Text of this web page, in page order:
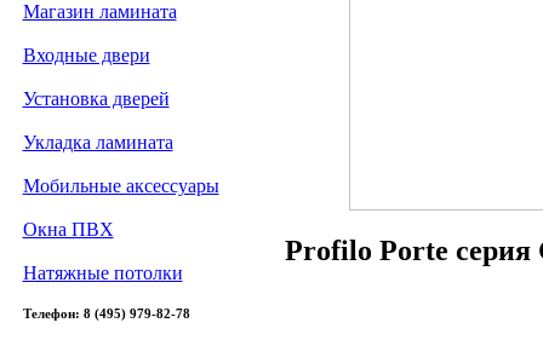
Магазин ламината
Входные двери
Установка дверей
Укладка ламината
Мобильные аксессуары
Окна ПВХ
Натяжные потолки
Телефон: 8 (495) 979-82-78
Profilo Porte серия